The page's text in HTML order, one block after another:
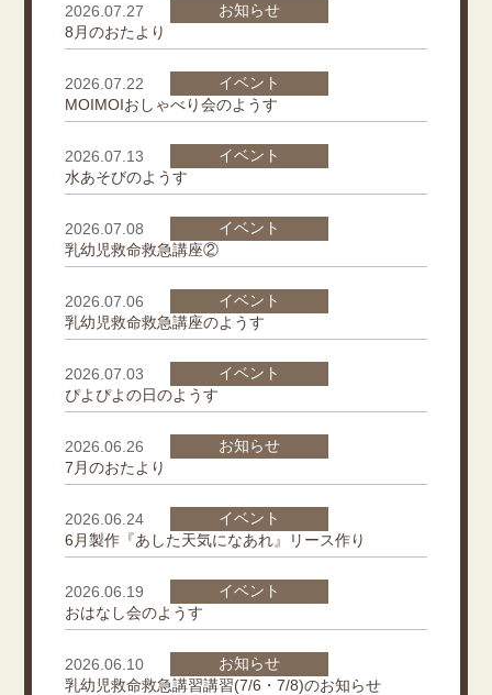
2026.07.27
お知らせ
8月のおたより
2026.07.22
イベント
MOIMOIおしゃべり会のようす
2026.07.13
イベント
水あそびのようす
2026.07.08
イベント
乳幼児救命救急講座②
2026.07.06
イベント
乳幼児救命救急講座のようす
2026.07.03
イベント
ぴよぴよの日のようす
2026.06.26
お知らせ
7月のおたより
2026.06.24
イベント
6月製作『あした天気になあれ』リース作り
2026.06.19
イベント
おはなし会のようす
2026.06.10
お知らせ
乳幼児救命救急講習講習(7/6・7/8)のお知らせ